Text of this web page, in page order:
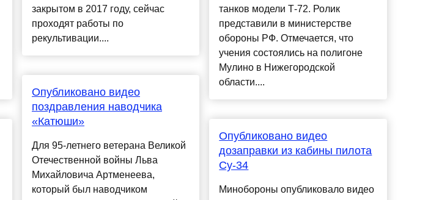
закрытом в 2017 году, сейчас
проходят работы по
рекультивации....
Опубликовано видео
поздравления наводчика
«Катюши»
Для 95-летнего ветерана Великой
Отечественной войны Льва
Михайловича Артменеева,
который был наводчиком
танков модели Т-72. Ролик
представили в министерстве
обороны РФ. Отмечается, что
учения состоялись на полигоне
Мулино в Нижегородской
области....
Опубликовано видео
дозаправки из кабины пилота
Су-34
Минобороны опубликовало видео